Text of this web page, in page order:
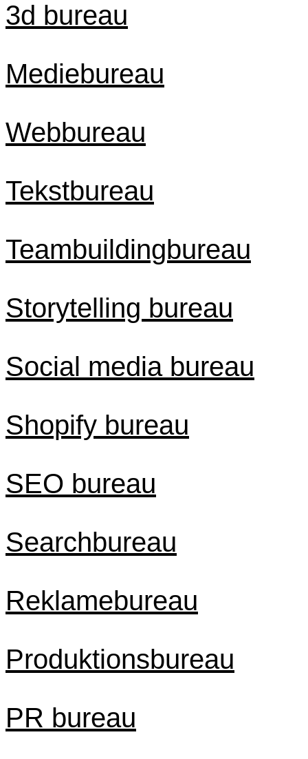
3d bureau
Mediebureau
Webbureau
Tekstbureau
Teambuildingbureau
Storytelling bureau
Social media bureau
Shopify bureau
SEO bureau
Searchbureau
Reklamebureau
Produktionsbureau
PR bureau